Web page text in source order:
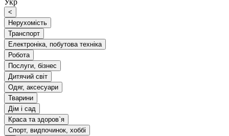
Укр
<
Нерухомість
Транспорт
Електроніка, побутова техніка
Робота
Послуги, бізнес
Дитячий світ
Одяг, аксесуари
Тварини
Дім і сад
Краса та здоров`я
Спорт, видпочинок, хоббі